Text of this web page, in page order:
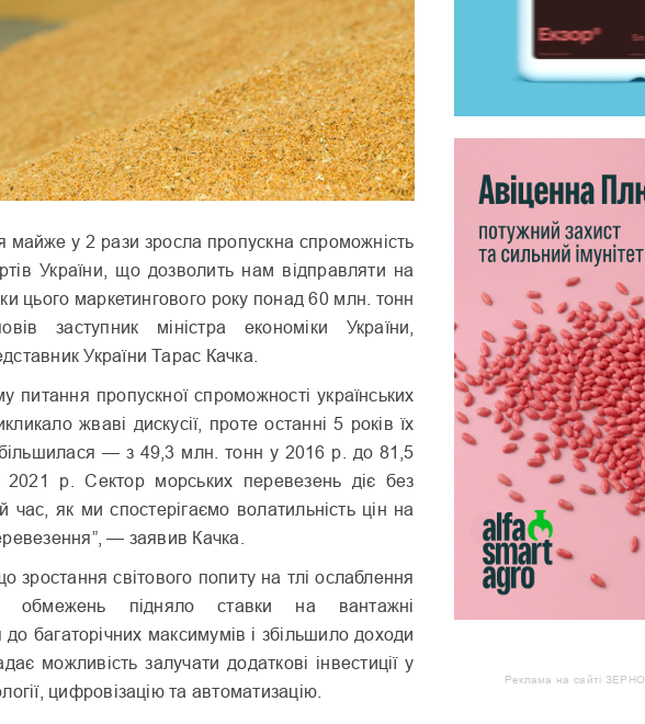
майже у 2 рази зросла пропускна спроможність
України, що дозволить нам відправляти на
цього маркетингового року понад 60 млн. тонн
заступник міністра економіки України,
України Тарас Качка.
питання пропускної спроможності українських
жваві дискусії, проте останні 5 років їх
— з 49,3 млн. тонн у 2016 р. до 81,5
р. Сектор морських перевезень діє без
час, як ми спостерігаємо волатильність цін на
— заявив Качка.
зростання світового попиту на тлі ослаблення
обмежень підняло ставки на вантажні
багаторічних максимумів і збільшило доходи
можливість залучати додаткові інвестиції у
цифровізацію та автоматизацію.
Реклама на сайті ЗЕРНО